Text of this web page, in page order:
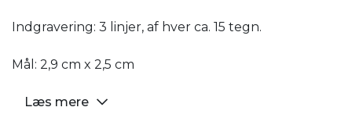
Indgravering: 3 linjer, af hver ca. 15 tegn.
Mål: 2,9 cm x 2,5 cm
Læs mere